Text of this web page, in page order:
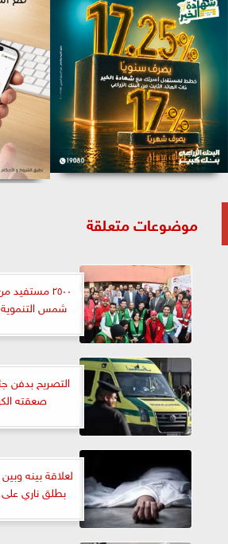
موضوعات متعلقة
٢٥٠٠
شمس
التصريح بدفن
صعقته
لعلاقة بينه
بطلق ناري